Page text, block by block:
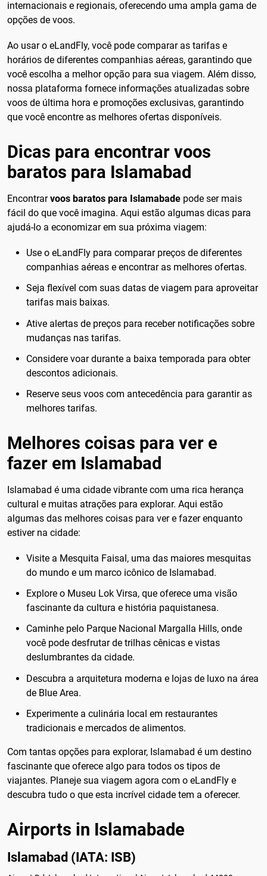
internacionais e regionais, oferecendo uma ampla gama de
opções de voos.
Ao usar o eLandFly, você pode comparar as tarifas e
horários de diferentes companhias aéreas, garantindo que
você escolha a melhor opção para sua viagem. Além disso,
nossa plataforma fornece informações atualizadas sobre
voos de última hora e promoções exclusivas, garantindo
que você encontre as melhores ofertas disponíveis.
Dicas para encontrar voos
baratos para Islamabad
Encontrarvoos baratos para Islamabade pode ser mais
fácil do que você imagina. Aqui estão algumas dicas para
ajudá-lo a economizar em sua próxima viagem:
Use o eLandFly para comparar preços de diferentes
companhias aéreas e encontrar as melhores ofertas.
Seja flexível com suas datas de viagem para aproveitar
tarifas mais baixas.
Ative alertas de preços para receber notificações sobre
mudanças nas tarifas.
Considere voar durante a baixa temporada para obter
descontos adicionais.
Reserve seus voos com antecedência para garantir as
melhores tarifas.
Melhores coisas para ver e
fazer em Islamabad
Islamabad é uma cidade vibrante com uma rica herança
cultural e muitas atrações para explorar. Aqui estão
algumas das melhores coisas para ver e fazer enquanto
estiver na cidade:
Visite a Mesquita Faisal, uma das maiores mesquitas
do mundo e um marco icônico de Islamabad.
Explore o Museu Lok Virsa, que oferece uma visão
fascinante da cultura e história paquistanesa.
Caminhe pelo Parque Nacional Margalla Hills, onde
você pode desfrutar de trilhas cênicas e vistas
deslumbrantes da cidade.
Descubra a arquitetura moderna e lojas de luxo na área
de Blue Area.
Experimente a culinária local em restaurantes
tradicionais e mercados de alimentos.
Com tantas opções para explorar, Islamabad é um destino
fascinante que oferece algo para todos os tipos de
viajantes. Planeje sua viagem agora com o eLandFly e
descubra tudo o que esta incrível cidade tem a oferecer.
Airports in Islamabade
Islamabad (IATA: ISB)